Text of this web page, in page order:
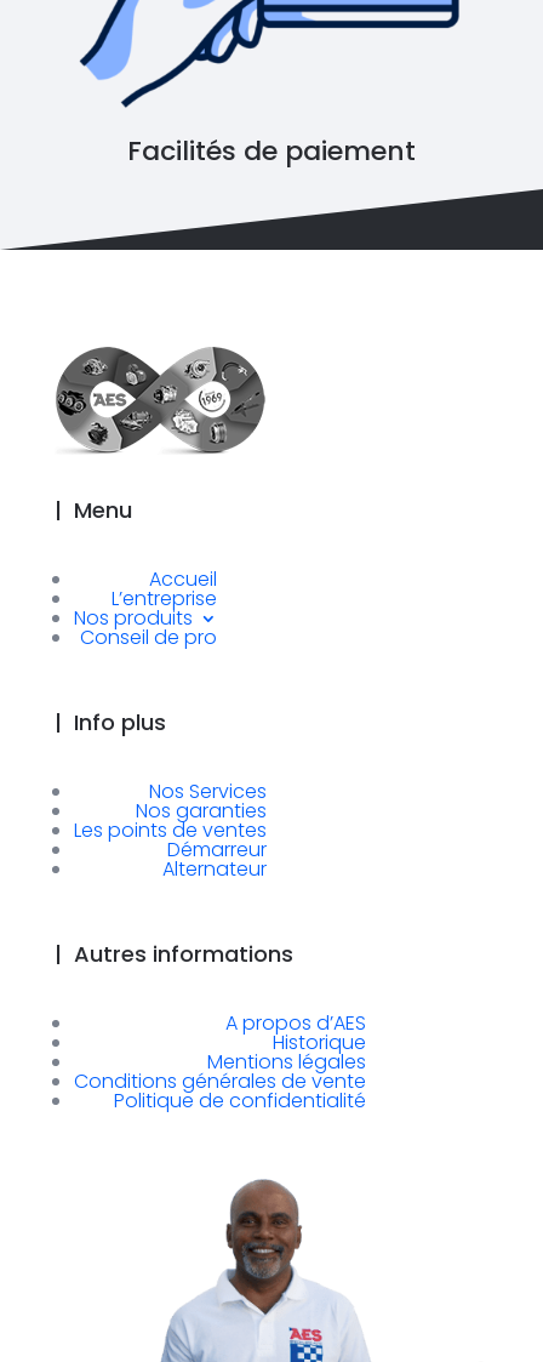
Facilités de paiement
| Menu
Accueil
L’entreprise
Nos produits
Conseil de pro
| Info plus
Nos Services
Nos garanties
Les points de ventes
Démarreur
Alternateur
| Autres informations
A propos d’AES
Historique
Mentions légales
Conditions générales de vente
Politique de confidentialité